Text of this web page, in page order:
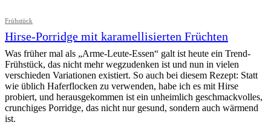
Frühstück
Hirse-Porridge mit karamellisierten Früchten
Was früher mal als „Arme-Leute-Essen“ galt ist heute ein Trend-
Frühstück, das nicht mehr wegzudenken ist und nun in vielen
verschieden Variationen existiert. So auch bei diesem Rezept: Statt
wie üblich Haferflocken zu verwenden, habe ich es mit Hirse
probiert, und herausgekommen ist ein unheimlich geschmackvolles,
crunchiges Porridge, das nicht nur gesund, sondern auch wärmend
ist.